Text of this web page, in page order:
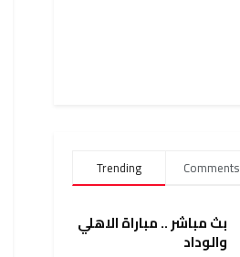
Trending Comments
بث مباشر .. مباراة الاهلي
والوداد